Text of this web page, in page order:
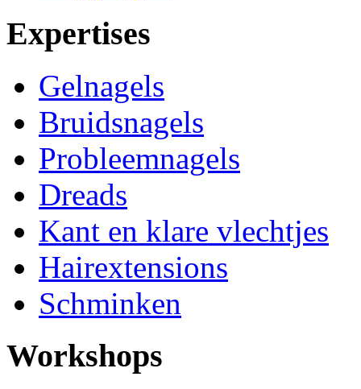
Expertises
Gelnagels
Bruidsnagels
Probleemnagels
Dreads
Kant en klare vlechtjes
Hairextensions
Schminken
Workshops